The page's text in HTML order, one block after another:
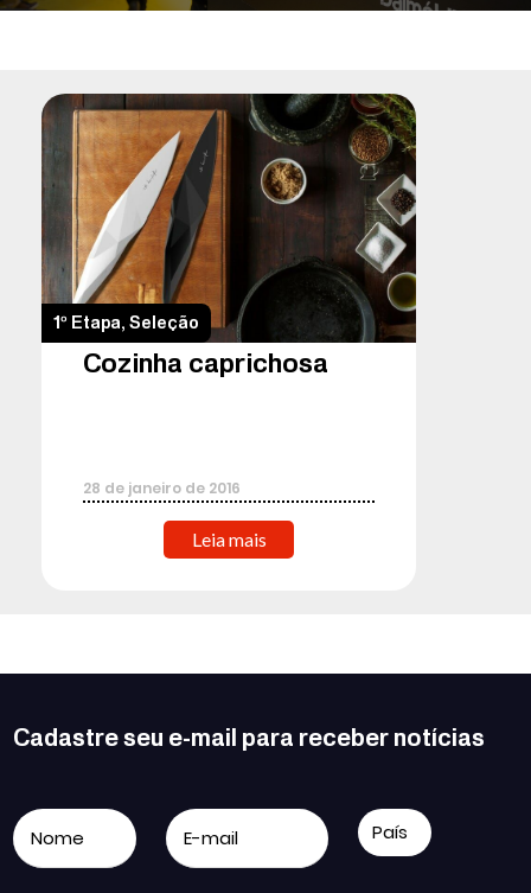
1º Etapa,Seleção
Cozinha caprichosa
28 de janeiro de 2016
Leia mais
Cadastre seu e-mail para receber notícias